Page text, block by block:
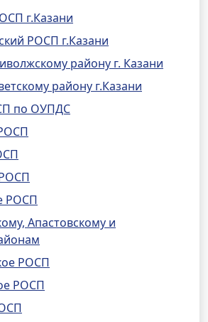
г.Казани
РОСП г.Казани
району г. Казани
району г.Казани
по ОУПДС
РОСП
Апастовскому и
РОСП
РОСП